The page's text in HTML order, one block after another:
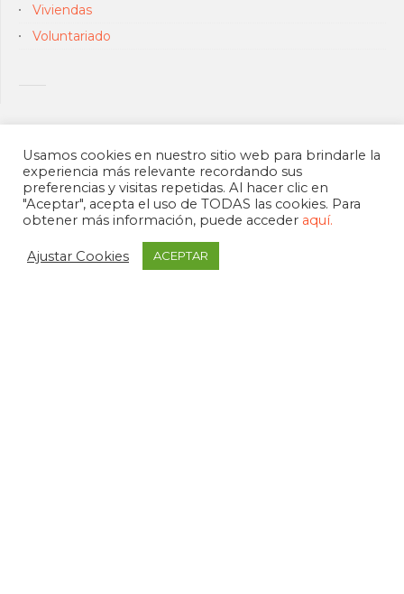
Viviendas
Voluntariado
Usamos cookies en nuestro sitio web para brindarle la
experiencia más relevante recordando sus
preferencias y visitas repetidas. Al hacer clic en
"Aceptar", acepta el uso de TODAS las cookies. Para
obtener más información, puede acceder aquí.
Ajustar Cookies ACEPTAR